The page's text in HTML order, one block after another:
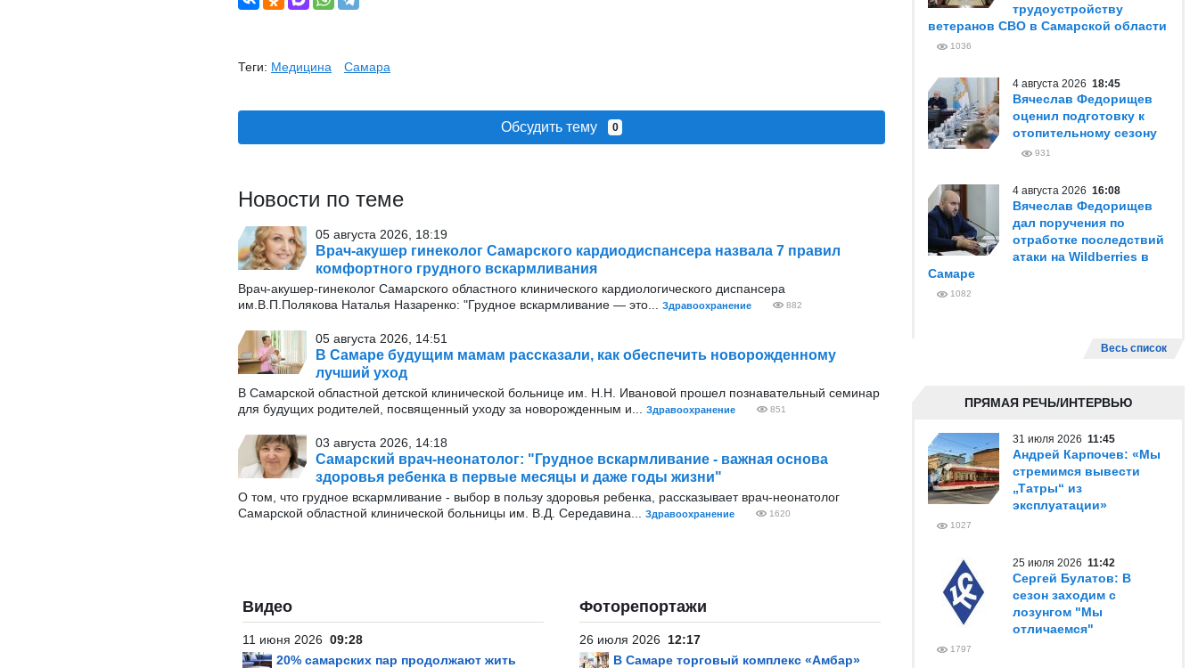
Теги: Медицина Самара
Обсудить тему 0
Новости по теме
05 августа 2026, 18:19
Врач-акушер гинеколог Самарского кардиодиспансера назвала 7 правил
комфортного грудного вскармливания
Врач-акушер-гинеколог Самарского областного клинического кардиологического диспансера
им.В.П.Полякова Наталья Назаренко: "Грудное вскармливание — это...
Здравоохранение 882
05 августа 2026, 14:51
В Самаре будущим мамам рассказали, как обеспечить новорожденному
лучший уход
В Самарской областной детской клинической больнице им. Н.Н. Ивановой прошел познавательный семинар
для будущих родителей, посвященный уходу за новорожденным и...
Здравоохранение 851
03 августа 2026, 14:18
Самарский врач-неонатолог: "Грудное вскармливание - важная основа
здоровья ребенка в первые месяцы и даже годы жизни"
О том, что грудное вскармливание - выбор в пользу здоровья ребенка, рассказывает врач-неонатолог
Самарской областной клинической больницы им. В.Д. Середавина...
Здравоохранение 1620
Видео
11 июня 2026 09:28
20% самарских пар продолжают жить
Фоторепортажи
26 июля 2026 12:17
В Самаре торговый комплекс «Амбар»
трудоустройству
ветеранов СВО в Самарской области
1036
4 августа 2026 18:45
Вячеслав Федорищев
оценил подготовку к
отопительному сезону
931
4 августа 2026 16:08
Вячеслав Федорищев
дал поручения по
отработке последствий
атаки на Wildberries в
Самаре
1082
Весь список
ПРЯМАЯ РЕЧЬ/ИНТЕРВЬЮ
31 июля 2026 11:45
Андрей Карпочев: «Мы
стремимся вывести
„Татры“ из
эксплуатации»
1027
25 июля 2026 11:42
Сергей Булатов: В
сезон заходим с
лозунгом "Мы
отличаемся"
1797